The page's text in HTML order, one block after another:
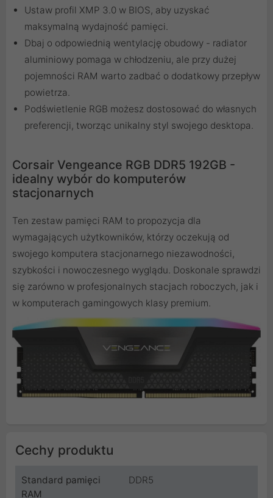
Ustaw profil XMP 3.0 w BIOS, aby uzyskać
maksymalną wydajność pamięci.
Dbaj o odpowiednią wentylację obudowy - radiator
aluminiowy pomaga w chłodzeniu, ale przy dużej
pojemności RAM warto zadbać o dodatkowy przepływ
powietrza.
Podświetlenie RGB możesz dostosować do własnych
preferencji, tworząc unikalny styl swojego desktopa.
Corsair Vengeance RGB DDR5 192GB -
idealny wybór do komputerów
stacjonarnych
Ten zestaw pamięci RAM to propozycja dla
wymagających użytkowników, którzy oczekują od
swojego komputera stacjonarnego niezawodności,
szybkości i nowoczesnego wyglądu. Doskonale sprawdzi
się zarówno w profesjonalnych stacjach roboczych, jak i
w komputerach gamingowych klasy premium.
Cechy produktu
Standard pamięci
RAM
DDR5